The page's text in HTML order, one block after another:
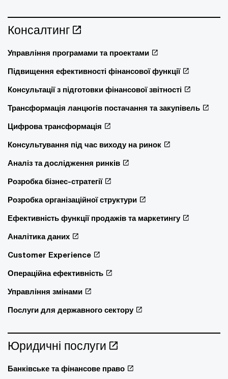
Консалтинг
Управління програмами та проектами
Підвищення ефективності фінансової функції
Консультації з підготовки фінансової звітності
Трансформація ланцюгів постачання та закупівель
Цифрова трансформація
Консультування під час виходу на ринок
Аналіз та дослідження ринків
Розробка бізнес-стратегії
Розробка організаційної структури
Ефективність функції продажів та маркетингу
Аналітика даних
Customer Experience
Операційна ефективність
Управління змінами
Послуги для державного сектору
Юридичні послуги
Банківське та фінансове право